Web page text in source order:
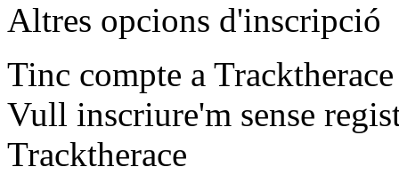
Altres opcions d'inscripció
Tinc compte a Tracktherace
Vull inscriure'm sense
Tracktherace